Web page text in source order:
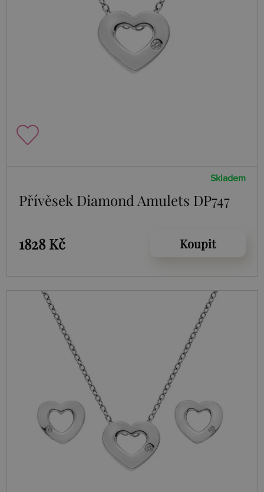
Skladem
Přívěsek Diamond Amulets DP747
1828 Kč Koupit